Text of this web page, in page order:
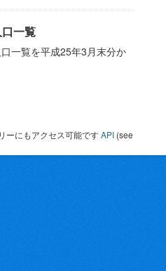
一覧
一覧を平成25年3月末分か
ーにもアクセス可能ですAPI (see